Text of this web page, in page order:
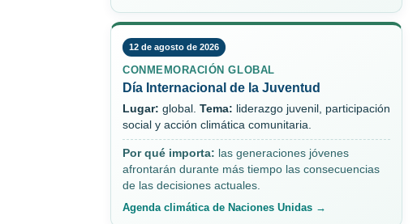
12 de agosto de 2026
CONMEMORACIÓN GLOBAL
Día Internacional de la Juventud
Lugar: global. Tema: liderazgo juvenil, participación
social y acción climática comunitaria.
Por qué importa: las generaciones jóvenes
afrontarán durante más tiempo las consecuencias
de las decisiones actuales.
Agenda climática de Naciones Unidas →